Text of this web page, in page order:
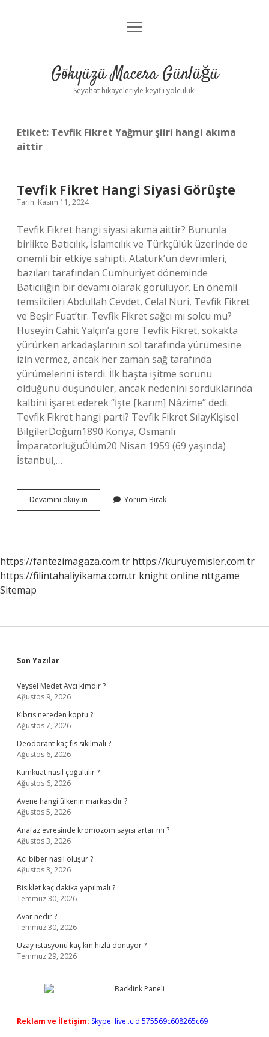
Anasayfa
Yasal Uyarı
menüyü
Gökyüzü Macera Günlüğü
Seyahat hikayeleriyle keyifli yolculuk!
Etiket: Tevfik Fikret Yağmur şiiri hangi akıma
aittir
Tevfik Fikret Hangi Siyasi Görüşte
Tarih: Kasım 11, 2024
Tevfik Fikret hangi siyasi akıma aittir? Bununla
birlikte Batıcılık, İslamcılık ve Türkçülük üzerinde de
önemli bir etkiye sahipti. Atatürk’ün devrimleri,
bazıları tarafından Cumhuriyet döneminde
Batıcılığın bir devamı olarak görülüyor. En önemli
temsilcileri Abdullah Cevdet, Celal Nuri, Tevfik Fikret
ve Beşir Fuat’tır. Tevfik Fikret sağcı mı solcu mu?
Hüseyin Cahit Yalçın’a göre Tevfik Fikret, sokakta
yürürken arkadaşlarının sol tarafında yürümesine
izin vermez, ancak her zaman sağ tarafında
yürümelerini isterdi. İlk başta işitme sorunu
olduğunu düşündüler, ancak nedenini sorduklarında
kalbini işaret ederek “İşte [karım] Nâzime” dedi.
Tevfik Fikret hangi parti? Tevfik Fikret SılayKişisel
BilgilerDoğum1890 Konya, Osmanlı
İmparatorluğuÖlüm20 Nisan 1959 (69 yaşında)
İstanbul,…
Devamını okuyun
Fikret
Yorum Bırak
https://fantezimagaza.com.tr https://kuruyemisler.com.tr
https://filintahaliyikama.com.tr knight online nttgame
Sitemap
Sidebar
Son Yazılar
Veysel Medet Avcı kimdir ?
Ağustos 9, 2026
Kıbrıs nereden koptu ?
Ağustos 7, 2026
Deodorant kaç fıs sıkılmalı ?
Ağustos 6, 2026
Kumkuat nasıl çoğaltılır ?
Ağustos 6, 2026
Avene hangi ülkenin markasıdır ?
Ağustos 5, 2026
Anafaz evresinde kromozom sayısı artar mı ?
Ağustos 3, 2026
Acı biber nasıl oluşur ?
Ağustos 3, 2026
Bisiklet kaç dakika yapılmalı ?
Temmuz 30, 2026
Avar nedir ?
Temmuz 30, 2026
Uzay istasyonu kaç km hızla dönüyor ?
Temmuz 29, 2026
Reklam ve İletişim: Skype: live:.cid.575569c608265c69